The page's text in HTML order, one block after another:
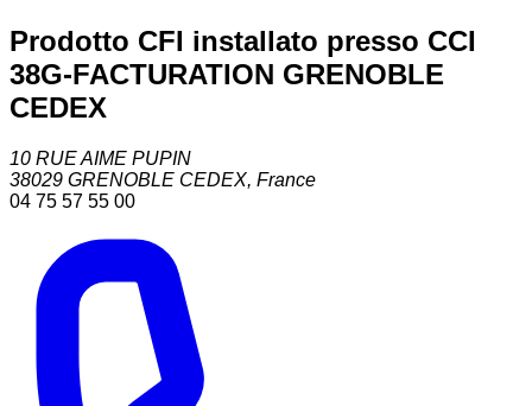
Prodotto CFI installato presso CCI
38G-FACTURATION GRENOBLE
CEDEX
10 RUE AIME PUPIN
38029 GRENOBLE CEDEX, France
04 75 57 55 00